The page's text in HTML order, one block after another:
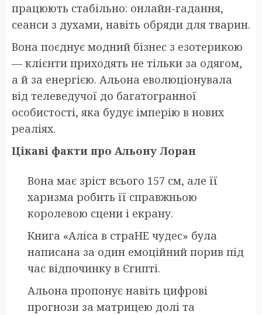
працюють стабільно: онлайн-гадання,
сеанси з духами, навіть обряди для тварин.
Вона поєднує модний бізнес з езотерикою
— клієнти приходять не тільки за одягом,
а й за енергією. Альона еволюціонувала
від телеведучої до багатогранної
особистості, яка будує імперію в нових
реаліях.
Цікаві факти про Альону Лоран
Вона має зріст всього 157 см, але її
харизма робить її справжньою
королевою сцени і екрану.
Книга «Аліса в страНЕ чудес» була
написана за один емоційний порив під
час відпочинку в Єгипті.
Альона пропонує навіть цифрові
прогнози за матрицею долі та